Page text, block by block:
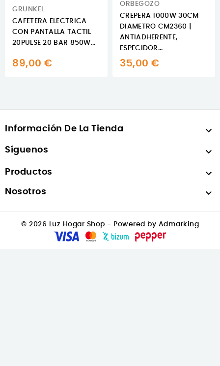
GRUNKEL
CAFETERA ELECTRICA
CON PANTALLA TACTIL
20PULSE 20 BAR 850W...
89,00 €
ORBEGOZO
CREPERA 1000W 30CM
DIAMETRO CM2360 |
ANTIADHERENTE,
ESPECIDOR...
35,00 €
Información De La Tienda 
Síguenos 
Productos 
Nosotros 
© 2026 Luz Hogar Shop - Powered by Admarking